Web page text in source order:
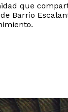
que
Barrio